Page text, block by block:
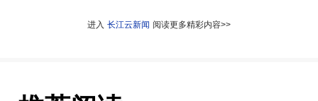
进入 长江云新闻 阅读更多精彩内容>>